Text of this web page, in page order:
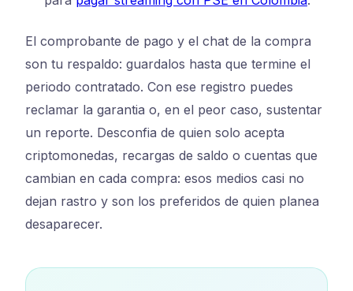
El comprobante de pago y el chat de la compra
son tu respaldo: guardalos hasta que termine el
periodo contratado. Con ese registro puedes
reclamar la garantia o, en el peor caso, sustentar
un reporte. Desconfia de quien solo acepta
criptomonedas, recargas de saldo o cuentas que
cambian en cada compra: esos medios casi no
dejan rastro y son los preferidos de quien planea
desaparecer.